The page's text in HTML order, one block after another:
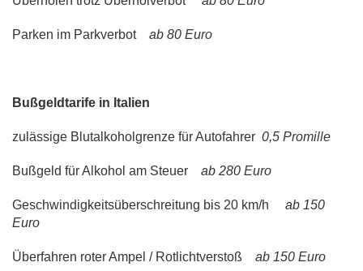
Parken im Parkverbot ab 80 Euro
Bußgeldtarife in Italien
zulässige Blutalkoholgrenze für Autofahrer 0,5 Promille
Bußgeld für Alkohol am Steuer ab 280 Euro
Geschwindigkeitsüberschreitung bis 20 km/h
ab 150
Euro
Überfahren roter Ampel / Rotlichtverstoß ab 150 Euro